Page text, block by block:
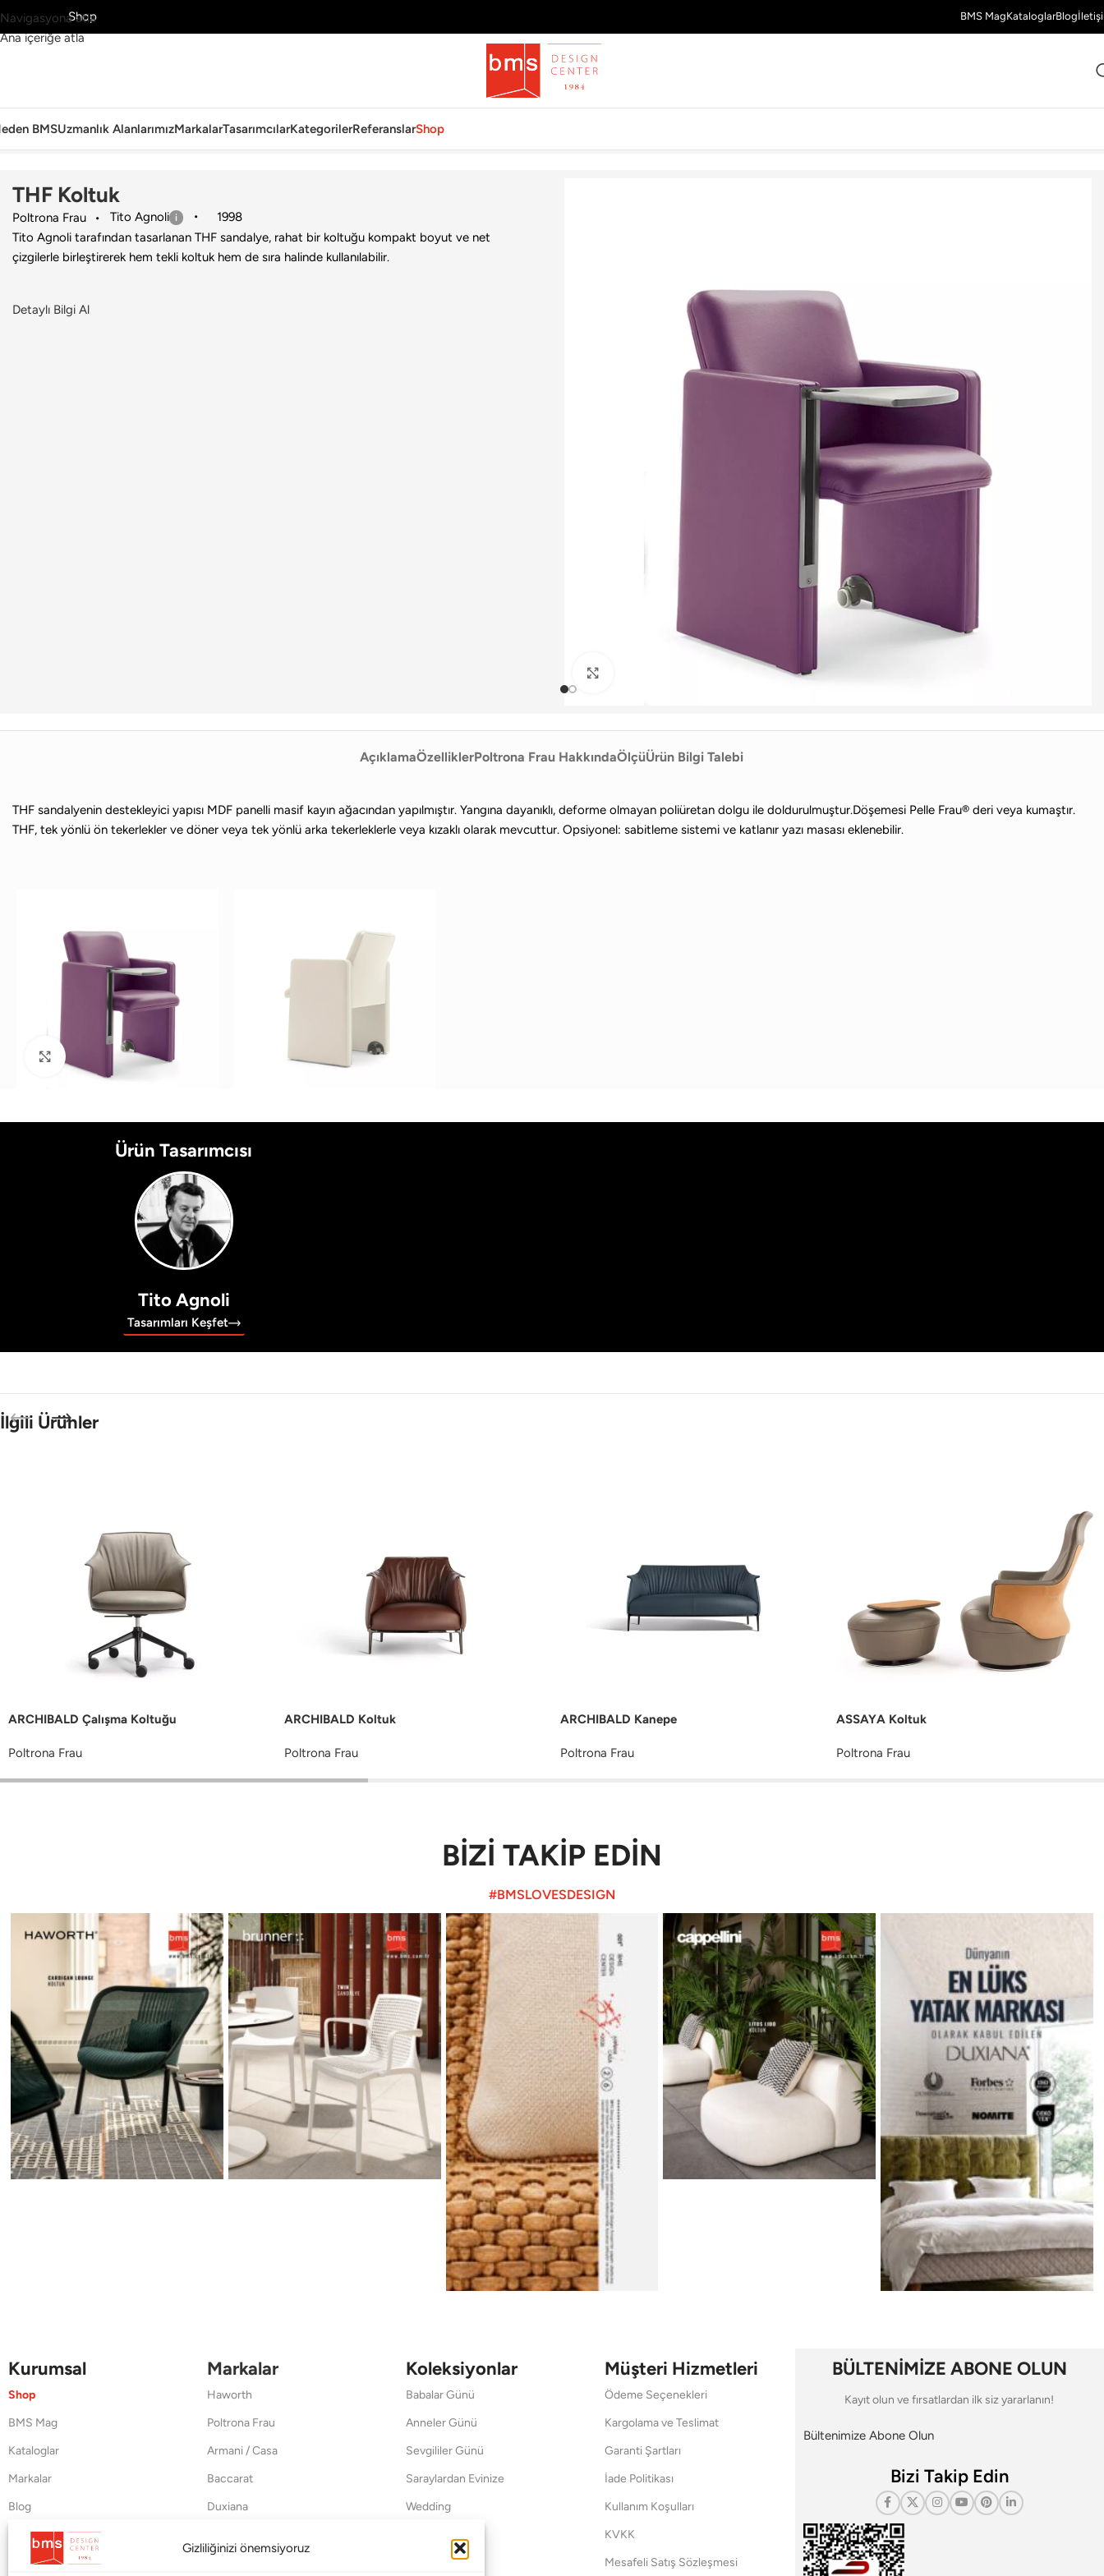
Gizliliğinizi önemsiyoruz
Navigasyona atla
Ana içeriğe atla
KeşfetShop BMS MagKataloglarBlog
BMSUzmanlık AlanlarımızMarkalarTasarımcılarKategorilerReferanslarShop
Ana Sayfa›Ev›Koltuk & Berjer› Poltrona Frau›THF Koltuk
THF Koltuk
Poltrona Frau Tito Agnoli
1998
Tito Agnoli tarafından tasarlanan THF sandalye, rahat bir koltuğu kompakt boyut ve net
çizgilerle birleştirerek hem tekli koltuk hem de sıra halinde kullanılabilir.
Detaylı Bilgi Al
AçıklamaÖzelliklerPoltrona Frau HakkındaÖlçüÜrün Bilgi Talebi
THF sandalyenin destekleyici yapısı MDF panelli masif kayın ağacından yapılmıştır. Yangına dayanıklı, deforme olmayan poliüretan dolgu ile doldurulmuştur.Döşemesi Pelle Frau® deri veya kumaştır.
THF, tek yönlü ön tekerlekler ve döner veya tek yönlü arka tekerleklerle veya kızaklı olarak mevcuttur. Opsiyonel: sabitleme sistemi ve katlanır yazı masası eklenebilir.
Büyütmek için tıklayın
Ürün Tasarımcısı
Tito Agnoli
Tasarımları Keşfet
İlgili Ürünler
ARCHIBALD Çalışma Koltuğu
Poltrona Frau
ARCHIBALD Koltuk
Poltrona Frau
ARCHIBALD Kanepe
Poltrona Frau
ASSAYA Koltuk
Poltrona Frau
BİZİ TAKİP EDİN
#BMSLOVESDESIGN
Kurumsal
Shop
BMS Mag
Kataloglar
Markalar
Blog
Hakkımızda
İletişim
Markalar
Haworth
Poltrona Frau
Armani / Casa
Baccarat
Duxiana
Koleksiyonlar
Babalar Günü
Anneler Günü
Sevgililer Günü
Saraylardan Evinize
Wedding
Müşteri Hizmetleri
Ödeme Seçenekleri
Kargolama ve Teslimat
Garanti Şartları
İade Politikası
Kullanım Koşulları
KVKK
Mesafeli Satış Sözleşmesi
BÜLTENİMİZE ABONE OLUN
Kayıt olun ve fırsatlardan ilk siz yararlanın!
Bültenimize Abone Olun
Bizi Takip Edin